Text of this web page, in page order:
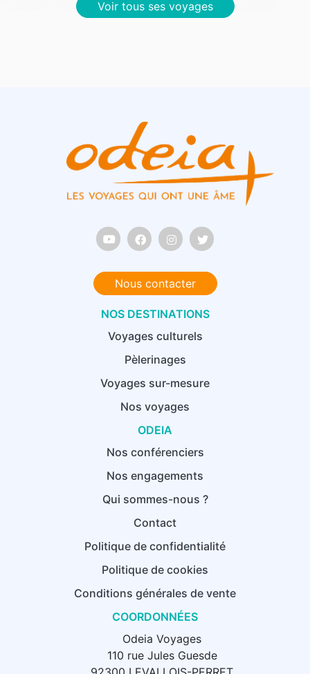
Voir tous ses voyages
Nous contacter
NOS DESTINATIONS
Voyages culturels
Pèlerinages
Voyages sur-mesure
Nos voyages
ODEIA
Nos conférenciers
Nos engagements
Qui sommes-nous ?
Contact
Politique de confidentialité
Politique de cookies
Conditions générales de vente
COORDONNÉES
Odeia Voyages
110 rue Jules Guesde